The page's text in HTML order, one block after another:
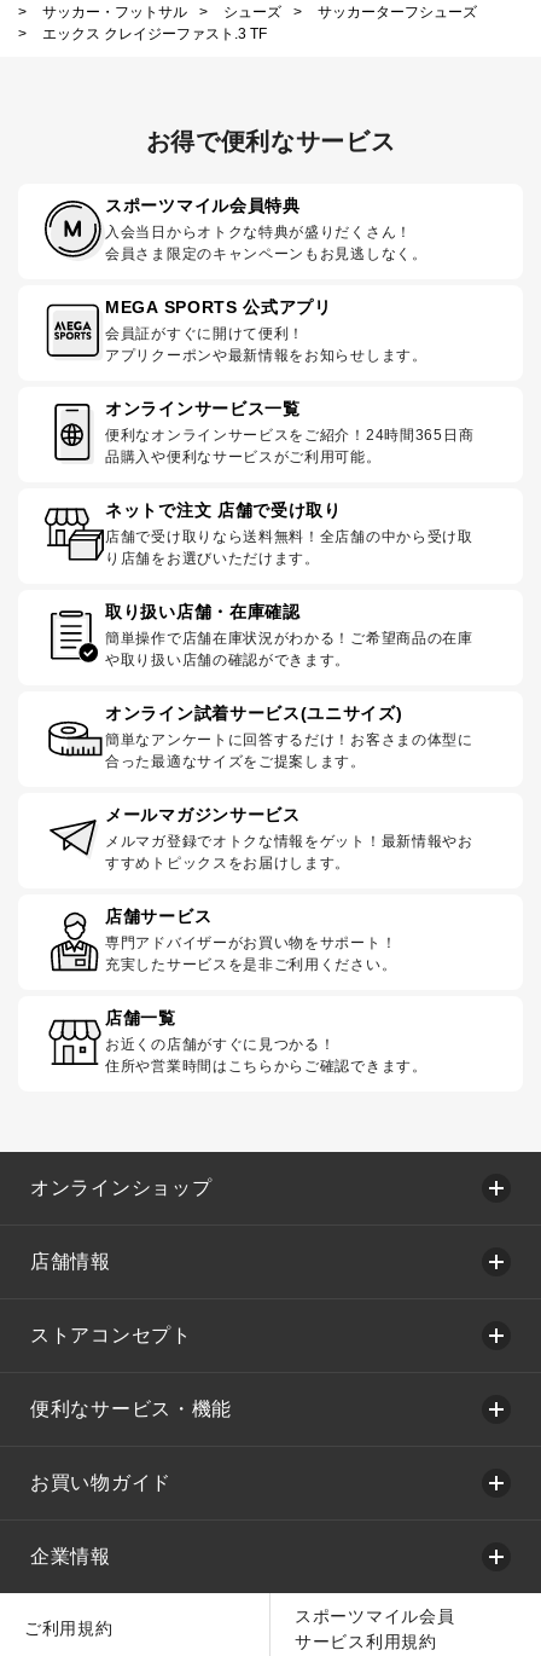
>
サッカー・フットサル > シューズ >
サッカーターフシューズ
>
エックス クレイジーファスト.3 TF
お得で便利なサービス
スポーツマイル会員特典
入会当日からオトクな特典が盛りだくさん！
会員さま限定のキャンペーンもお見逃しなく。
MEGA SPORTS 公式アプリ
会員証がすぐに開けて便利！
アプリクーポンや最新情報をお知らせします。
オンラインサービス一覧
便利なオンラインサービスをご紹介！24時間365日商
品購入や便利なサービスがご利用可能。
ネットで注文 店舗で受け取り
店舗で受け取りなら送料無料！全店舗の中から受け取
り店舗をお選びいただけます。
取り扱い店舗・在庫確認
簡単操作で店舗在庫状況がわかる！ご希望商品の在庫
や取り扱い店舗の確認ができます。
オンライン試着サービス(ユニサイズ)
簡単なアンケートに回答するだけ！お客さまの体型に
合った最適なサイズをご提案します。
メールマガジンサービス
メルマガ登録でオトクな情報をゲット！最新情報やお
すすめトピックスをお届けします。
店舗サービス
専門アドバイザーがお買い物をサポート！
充実したサービスを是非ご利用ください。
店舗一覧
お近くの店舗がすぐに見つかる！
住所や営業時間はこちらからご確認できます。
オンラインショップ
店舗情報
ストアコンセプト
便利なサービス・機能
お買い物ガイド
企業情報
ご利用規約
スポーツマイル会員
サービス利用規約